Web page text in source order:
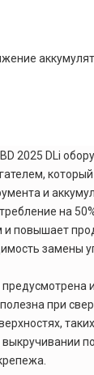
2025 DLi
и
на
повышает
замены
при
выкручивании